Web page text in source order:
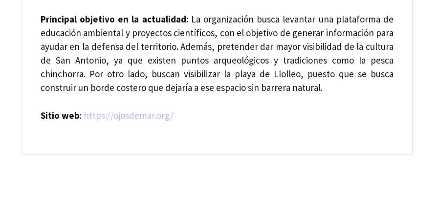
Principal objetivo en la actualidad: La organización busca levantar una plataforma de
educación ambiental y proyectos científicos, con el objetivo de generar información para
ayudar en la defensa del territorio. Además, pretender dar mayor visibilidad de la cultura
de San Antonio, ya que existen puntos arqueológicos y tradiciones como la pesca
chinchorra. Por otro lado, buscan visibilizar la playa de Llolleo, puesto que se busca
construir un borde costero que dejaría a ese espacio sin barrera natural.
Sitio web: https://ojosdemar.org/